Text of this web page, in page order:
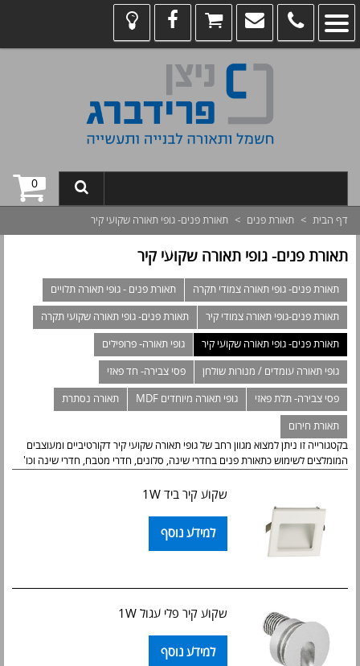
0
דף הבית > תאורת פנים > תאורת פנים- גופי תאורה שקועי קיר
תאורת פנים- גופי תאורה שקועי קיר
תאורת פנים- גופי תאורה צמודי תקרה תאורת פנים - גופי תאורה תלויים
תאורת פנים-גופי תאורה צמודי קיר תאורת פנים- גופי תאורה שקועי תקרה
תאורת פנים- גופי תאורה שקועי קיר גופי תאורה- פרופילים
גופי תאורה עומדים / מנורות שולחן פסי צבירה- חד פאזי
פסי צבירה- תלת פאזי גופי תאורה מיוחדים MDF תאורה נסתרת
תאורת חירום
בקטגורייה זו ניתן למצוא מגוון רחב של גופי תאורה שקועי קיר דקורטיביים ומעוצבים
המומלצים לשימוש כתאורת פנים בחדרי שינה, סלונים, חדרי מטבח, חדרי שינה וכו'
שקוע קיר ביד 1W
למידע נוסף
שקוע קיר פלי עגול 1W
למידע נוסף